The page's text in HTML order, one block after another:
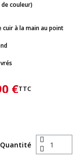
couleur)
cuir à la main au point
€TTC
Quantité